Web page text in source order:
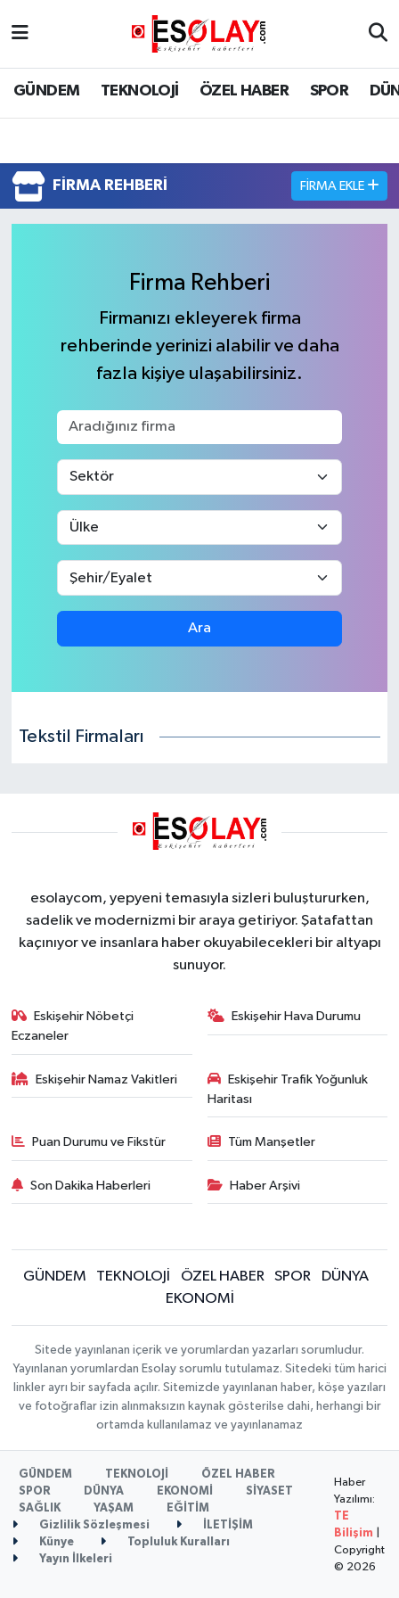
GÜNDEM TEKNOLOJİ ÖZEL HABER SPOR
FIRMA REHBERI FIRMA EKLE
Firma Rehberi
Firmanızı ekleyerek firma
rehberinde yerinizi alabilir ve daha
fazla kişiye ulaşabilirsiniz.
Ara
Tekstil Firmaları
esolaycom, yepyeni temasıyla sizleri buluştururken,
sadelik ve modernizmi bir araya getiriyor. Şatafattan
kaçınıyor ve insanlara haber okuyabilecekleri bir altyapı
sunuyor.
Eskişehir Nöbetçi
Eczaneler
Eskişehir Hava Durumu
Eskişehir Namaz Vakitleri
Eskişehir Trafik Yoğunluk
Haritası
Puan Durumu ve Fikstür Tüm Manşetler
Son Dakika Haberleri Haber Arşivi
GÜNDEM TEKNOLOJİ ÖZEL HABER SPOR
DÜNYA
EKONOMİ
Sitede yayınlanan içerik ve yorumlardan yazarları sorumludur.
Yayınlanan yorumlardan Esolay sorumlu tutulamaz. Sitedeki tüm harici
linkler ayrı bir sayfada açılır. Sitemizde yayınlanan haber, köşe yazıları
ve fotoğraflar izin alınmaksızın kaynak gösterilse dahi, herhangi bir
ortamda kullanılamaz ve yayınlanamaz
GÜNDEM TEKNOLOJİ
ÖZEL HABER
SPOR
DÜNYA EKONOMİ
SİYASET
SAĞLIK
YAŞAM
EĞİTİM
Gizlilik Sözleşmesi
İLETİŞİM
Künye
Topluluk Kuralları
Yayın İlkeleri
Haber
Yazılımı:
TE
Bilişim
Copyright
© 2026
Eskişehir Nöbetçi Eczaneler
Tüm Manşetler
Son Dakika Haberleri